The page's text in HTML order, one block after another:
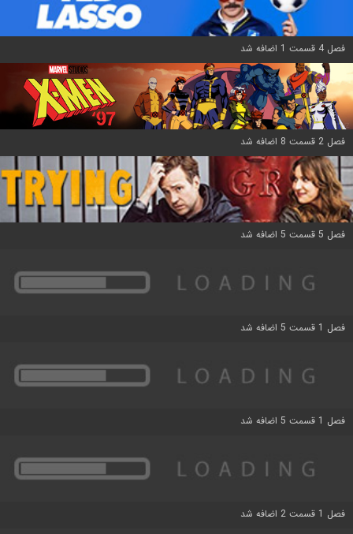
فصل 4 قسمت 1 اضافه شد
فصل 2 قسمت 8 اضافه شد
فصل 5 قسمت 5 اضافه شد
فصل 1 قسمت 5 اضافه شد
فصل 1 قسمت 5 اضافه شد
فصل 1 قسمت 2 اضافه شد